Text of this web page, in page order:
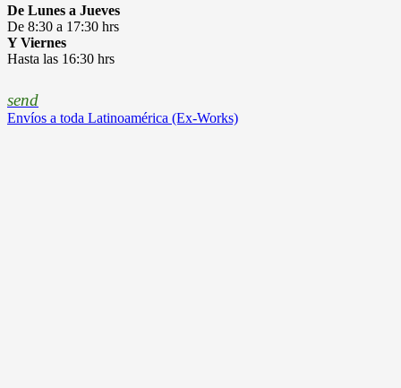
De Lunes a Jueves
De 8:30 a 17:30 hrs
Y Viernes
Hasta las 16:30 hrs
send
Envíos a toda Latinoamérica (Ex-Works)